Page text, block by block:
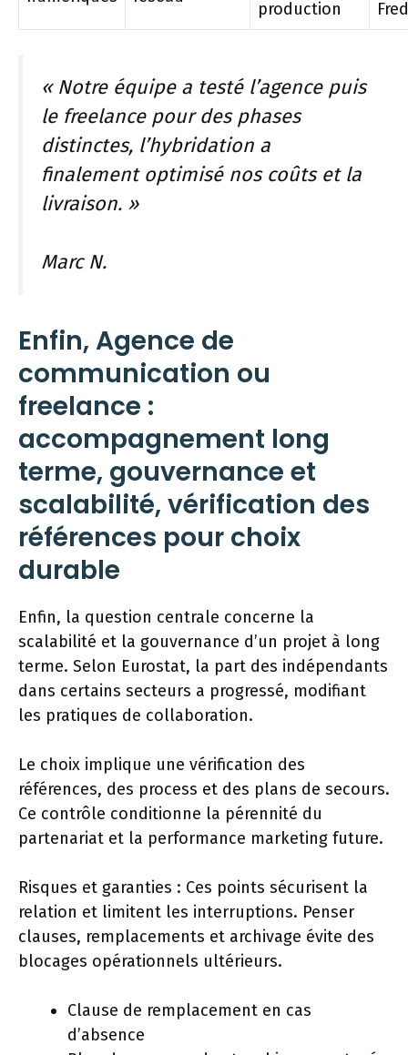
production
« Notre équipe a testé l’agence puis
le freelance pour des phases
distinctes, l’hybridation a
finalement optimisé nos coûts et la
livraison. »
Marc N.
Enfin, Agence de
communication ou
freelance :
accompagnement long
terme, gouvernance et
scalabilité, vérification des
références pour choix
durable
Enfin, la question centrale concerne la
scalabilité et la gouvernance d’un projet à long
terme. Selon Eurostat, la part des indépendants
dans certains secteurs a progressé, modifiant
les pratiques de collaboration.
Le choix implique une vérification des
références, des process et des plans de secours.
Ce contrôle conditionne la pérennité du
partenariat et la performance marketing future.
Risques et garanties : Ces points sécurisent la
relation et limitent les interruptions. Penser
clauses, remplacements et archivage évite des
blocages opérationnels ultérieurs.
Clause de remplacement en cas
d’absence